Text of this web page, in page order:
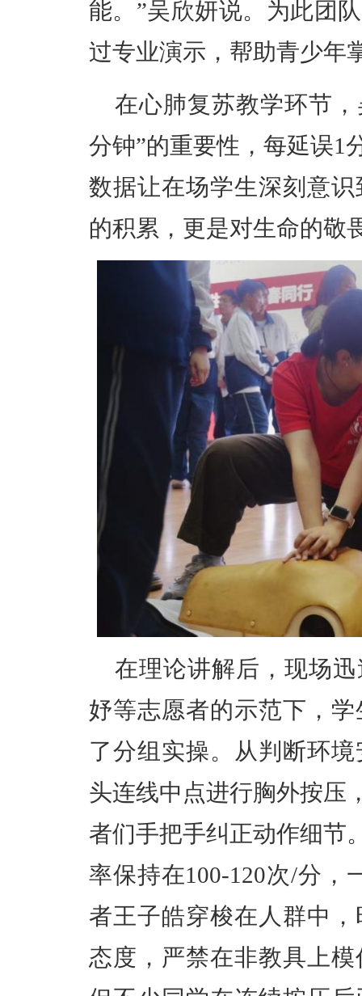
能。”吴欣妍说。为此团
过专业演示，帮助青少年
在心肺复苏教学环节
分钟”的重要性 ， 每延误1
数据让在场学生深刻意
的积累，更是对生命的敬
在理论讲解后，现场
妤等志愿者的示范下，
了分组实操。从判断环
头连线中点进行胸外按压
者们手把手纠正动作细节
率保持在100-120次/分，
者王子皓穿梭在人群中
态度，严禁在非教具上